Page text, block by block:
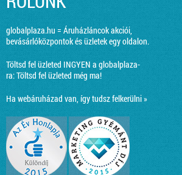
globalplaza.hu = Áruházláncok akciói,
bevásárlóközpontok és üzletek egy oldalon.
Töltsd fel üzleted INGYEN a globalplaza-
ra:Töltsd fel üzleted még ma!
Ha webáruházad van, így tudsz felkerülni »